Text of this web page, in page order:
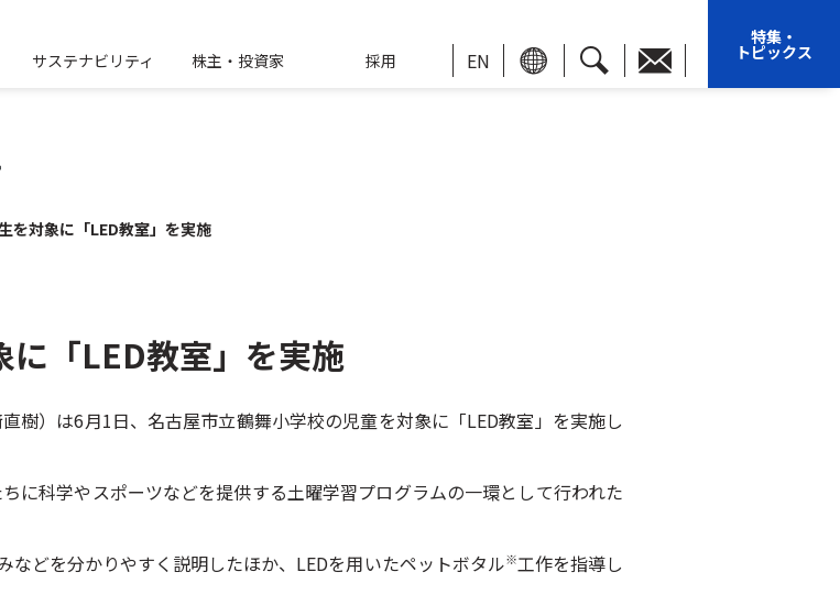
サステナビリティ 株主・投資家 採用 EN
特集・
トピックス
を対象に「LED教室」を実施
「LED教室」を実施
樹）は6月1日、名古屋市立鶴舞小学校の児童を対象に「LED教室」を実施し
に科学やスポーツなどを提供する土曜学習プログラムの一環として行われた
どを分かりやすく説明したほか、LEDを用いたペットボタル※工作を指導し